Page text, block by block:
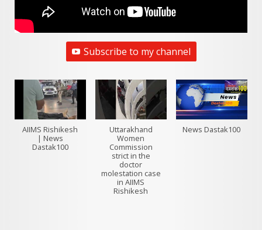
Subscribe to my channel
AIIMS Rishikesh
| News
Dastak100
Uttarakhand
Women
Commission
strict in the
doctor
molestation case
in AIIMS
Rishikesh
News Dastak100